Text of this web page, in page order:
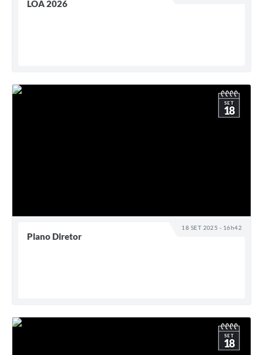
LOA 2026
18 SET 2025 - 16h42
SET
18
Plano Diretor
SET
18